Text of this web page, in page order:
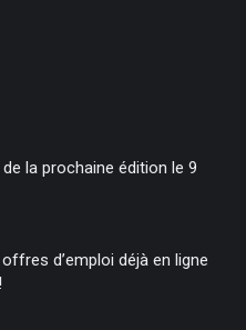
la prochaine édition le 9
d’emploi déjà en ligne